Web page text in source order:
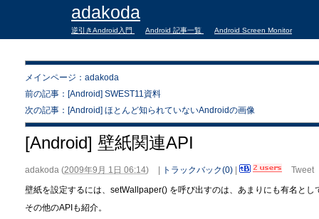
adakoda
逆引きAndroid入門 Android 記事一覧 Android Screen Monitor
メインページ：adakoda
前の記事：[Android] SWEST11資料
次の記事：[Android] ほとんど知られていないAndroidの画像
[Android] 壁紙関連API
adakoda (2009年9月 1日 06:14) トラックバック(0)
Tweet
壁紙を設定するには、setWallpaper() を呼び出すのは、あまりにも有名とし
その他のAPIも紹介。